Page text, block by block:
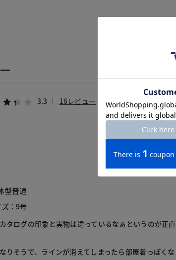
3.3 16レビュー
型普通
ズ：9号
タログの印象と実物は違っているなぁというのが正直
りそうで、ラインが消えてしまったら部屋着っぽくな